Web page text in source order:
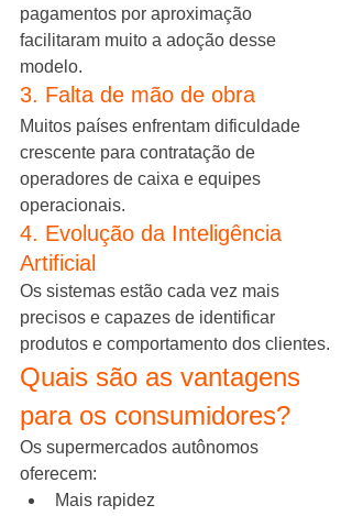
pagamentos por aproximação
facilitaram muito a adoção desse
modelo.
3. Falta de mão de obra
Muitos países enfrentam dificuldade
crescente para contratação de
operadores de caixa e equipes
operacionais.
4. Evolução da Inteligência
Artificial
Os sistemas estão cada vez mais
precisos e capazes de identificar
produtos e comportamento dos clientes.
Quais são as vantagens
para os consumidores?
Os supermercados autônomos
oferecem:
Mais rapidez